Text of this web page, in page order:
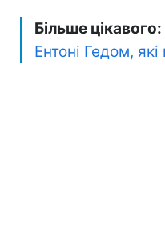
Більше цікавого:
Ентоні Гедом,